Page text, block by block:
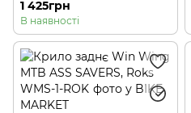
1 425грн
В наявності